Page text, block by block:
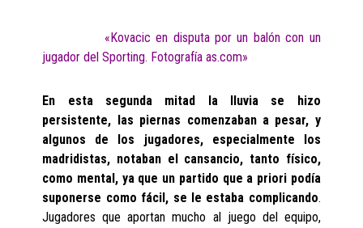
«Kovacic en disputa por un balón con un
jugador del Sporting. Fotografía as.com»
En esta segunda mitad la lluvia se hizo
persistente, las piernas comenzaban a pesar, y
algunos de los jugadores, especialmente los
madridistas, notaban el cansancio, tanto físico,
como mental, ya que un partido que a priori podía
suponerse como fácil, se le estaba complicando.
Jugadores que aportan mucho al juego del equipo,